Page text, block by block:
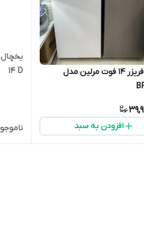
یخچال فریزر 14 فوت مرلین مدل
افزودن به سبد
14 D